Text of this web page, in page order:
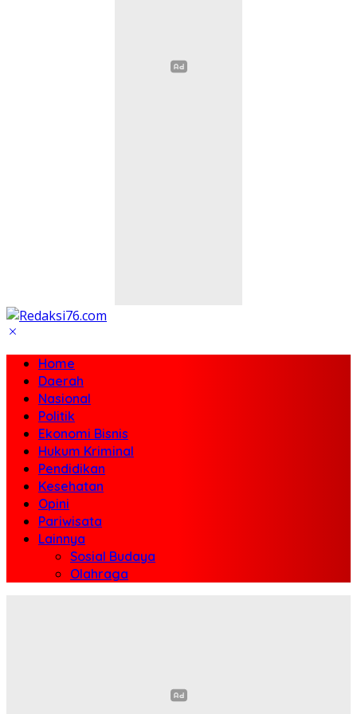
Home
Daerah
Nasional
Politik
Ekonomi Bisnis
Hukum Kriminal
Pendidikan
Kesehatan
Opini
Pariwisata
Lainnya
Sosial Budaya
Olahraga